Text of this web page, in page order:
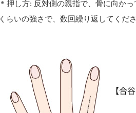
* 押し方: 反対側の親指で、骨に向か
くらいの強さで、数回繰り返してくださ